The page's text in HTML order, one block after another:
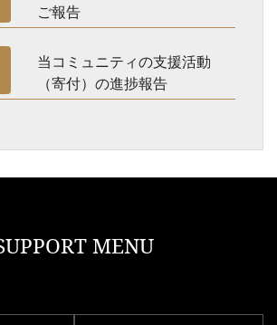
ご報告
当コミュニティの支援活動
（寄付）の進捗報告
MENU